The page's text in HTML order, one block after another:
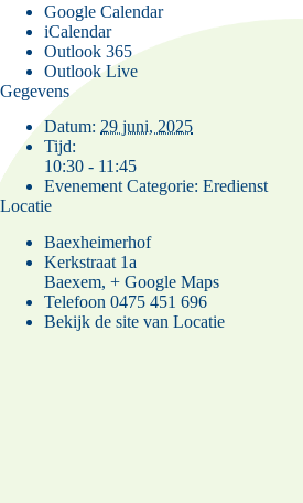
Google Calendar
iCalendar
Outlook 365
Outlook Live
Gegevens
Datum: 29 juni, 2025
Tijd:
10:30 - 11:45
Evenement Categorie: Eredienst
Locatie
Baexheimerhof
Kerkstraat 1a
Baexem, + Google Maps
Telefoon 0475 451 696
Bekijk de site van Locatie